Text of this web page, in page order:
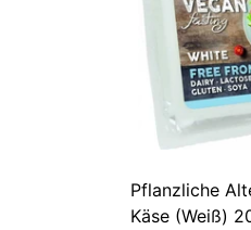
Pflanzliche
Käse (weiß)